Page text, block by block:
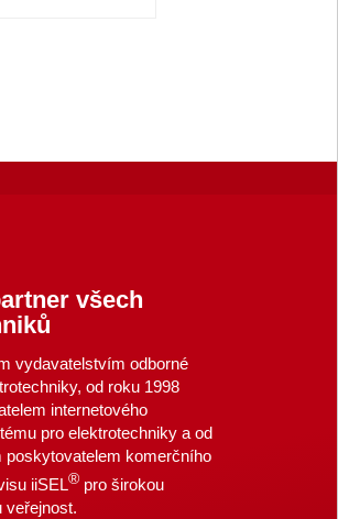
všech
vydavatelstvím odborné
od roku 1998
internetového
pro elektrotechniky a od
poskytovatelem komerčního
iiSEL®pro širokou
veřejnost.